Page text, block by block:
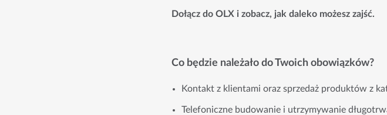
Dołącz do OLX i zobacz, jak daleko możesz zajść.
Co będzie należało do Twoich obowiązków?
Kontakt z klientami oraz sprzedaż produktów z
Telefoniczne budowanie i utrzymywanie